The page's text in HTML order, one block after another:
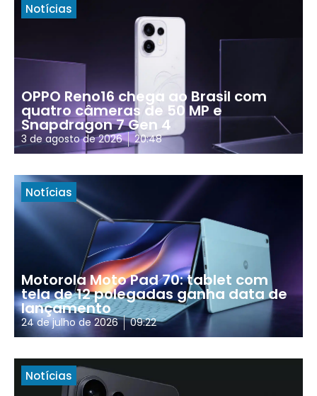
Notícias
OPPO Reno16 chega ao Brasil com
quatro câmeras de 50 MP e
Snapdragon 7 Gen 4
3 de agosto de 2026 20:48
Notícias
Motorola Moto Pad 70: tablet com
tela de 12 polegadas ganha data de
lançamento
24 de julho de 2026 09:22
Notícias